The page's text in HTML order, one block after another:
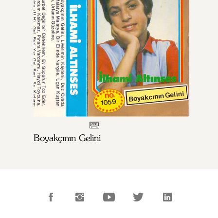
Boyakçının Gelini